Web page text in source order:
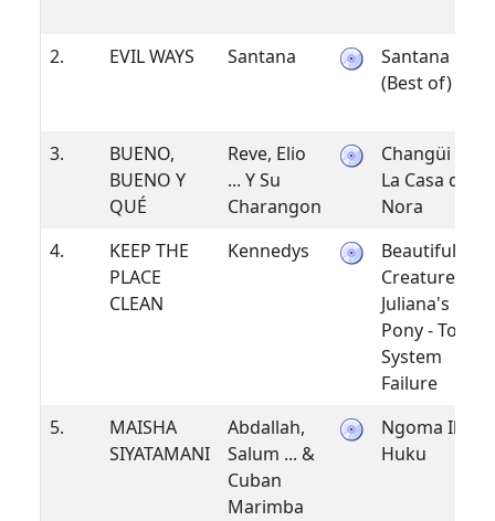
2. EVIL WAYS Santana
Santana
(Best of)
3.
BUENO,
BUENO Y
QUÉ
Reve, Elio
... Y Su
Charangon
Changüi en
La Casa de
Nora
4.
KEEP THE
PLACE
CLEAN
Kennedys
Beautiful
Creature/
Juliana's
Pony - Total
System
Failure
5.
MAISHA
SIYATAMANI
Abdallah,
Salum ... &
Cuban
Marimba
Ngoma Iko
Huku